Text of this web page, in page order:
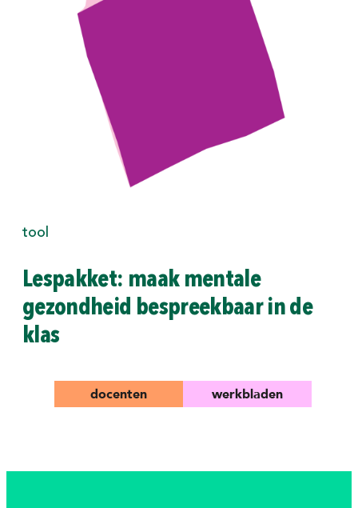
tool
Lespakket: maak mentale
gezondheid bespreekbaar in de
klas
docenten werkbladen